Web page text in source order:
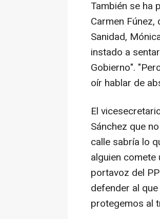
También se ha
Carmen
Sanidad,
instado a
Gobierno".
oír hablar de
El
Sánchez que
calle sabría lo
alguien
portavoz del
defender al
protegemos al